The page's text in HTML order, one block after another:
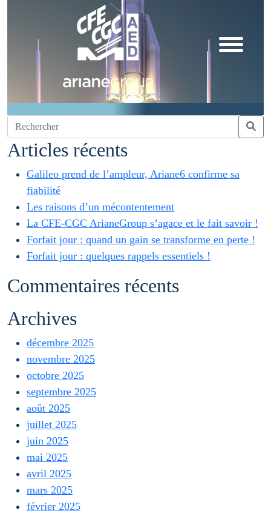
Articles récents
Galileo prend de l’ampleur, Ariane6 confirme sa
fiabilité
Les raisons d’un mécontentement
La CFE-CGC ArianeGroup s’agace et le fait savoir !
Forfait jour : quand un gain se transforme en perte !
Forfait jour : quelques rappels essentiels !
Commentaires récents
Archives
décembre 2025
novembre 2025
octobre 2025
septembre 2025
août 2025
juillet 2025
juin 2025
mai 2025
avril 2025
mars 2025
février 2025